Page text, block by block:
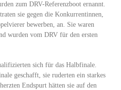
zum DRV-Referenzboot ernannt.
sie gegen die Konkurrentinnen,
bewerben, an. Sie waren
wurden vom DRV für den ersten
sich für das Halbfinale.
geschafft, sie ruderten ein starkes
Endspurt hätten sie auf den